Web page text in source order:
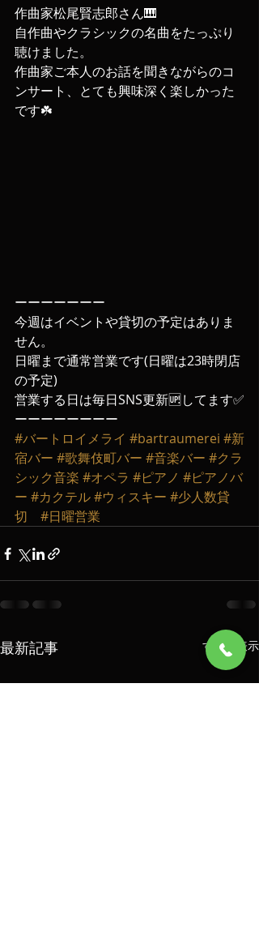
作曲家松尾賢志郎さん🎹
自作曲やクラシックの名曲をたっぷり
聴けました。
作曲家ご本人のお話を聞きながらのコ
ンサート、とても興味深く楽しかった
です☘️
ーーーーーーー
今週はイベントや貸切の予定はありま
せん。
日曜まで通常営業です(日曜は23時閉店
の予定)
営業する日は毎日SNS更新🆙してます✅
ーーーーーーーー
#バートロイメライ #bartraumerei #新
宿バー #歌舞伎町バー #音楽バー #クラ
シック音楽 #オペラ #ピアノ #ピアノバ
ー #カクテル#ウィスキー #少人数貸
切
#日曜営業
最新記事 すべて表示